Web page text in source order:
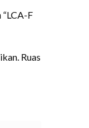
F
Ruas